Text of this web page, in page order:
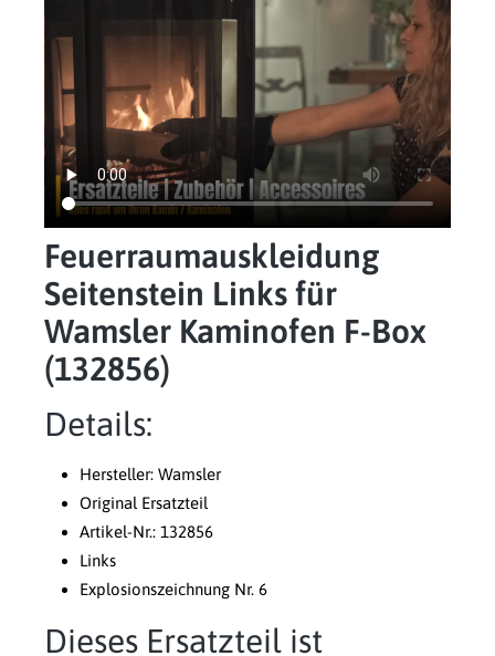
Feuerraumauskleidung
Seitenstein Links für
Wamsler Kaminofen F-Box
(132856)
Details:
Hersteller: Wamsler
Original Ersatzteil
Artikel-Nr.: 132856
Links
Explosionszeichnung Nr. 6
Dieses Ersatzteil ist